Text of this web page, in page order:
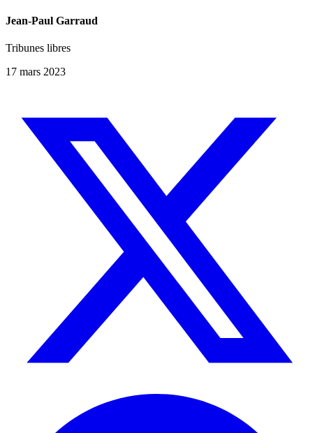
Jean-Paul Garraud
Tribunes libres
17 mars 2023